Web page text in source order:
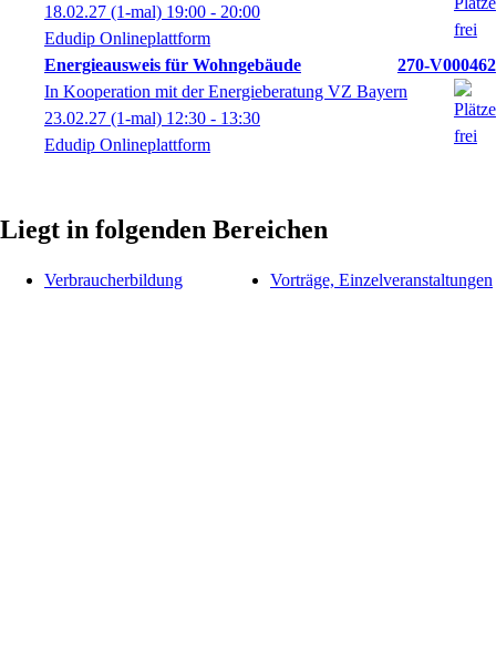
18.02.27 (1-mal) 19:00 - 20:00
Edudip Onlineplattform
Energieausweis für Wohngebäude
270-V000462
In Kooperation mit der Energieberatung VZ Bayern
23.02.27 (1-mal) 12:30 - 13:30
Edudip Onlineplattform
Liegt in folgenden Bereichen
Verbraucherbildung Vorträge, Einzelveranstaltungen